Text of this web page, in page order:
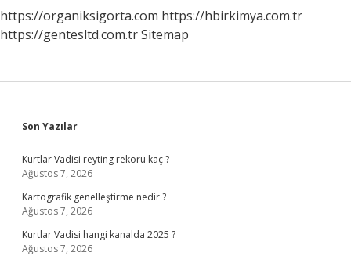
https://organiksigorta.com https://hbirkimya.com.tr
https://gentesltd.com.trSitemap
Sidebar
Son Yazılar
Kurtlar Vadisi reyting rekoru kaç ?
Ağustos 7, 2026
Kartografik genelleştirme nedir ?
Ağustos 7, 2026
Kurtlar Vadisi hangi kanalda 2025 ?
Ağustos 7, 2026